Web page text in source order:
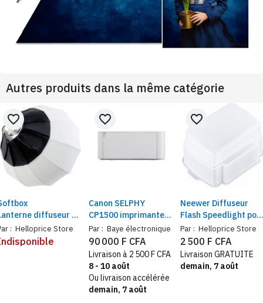
Autres produits dans la même catégorie
diffuseur de
pour Studio
85cm de
: Helloprice Store
favorite_border
Canon SELPHY
CP1500 imprimante
photo couleur Wi-Fi
1,3 page/min écran
LCD 3,5" | Formats
carte postale, carré
et mini sticker
Par : Baye électronique
favorite_border
90 000 F CFA
Livraison à 2 500 F CFA
8 - 10 août
Ou livraison accélérée
demain, 7 août
Neewer Diffuseur
Flash Speedlight
Nikon SB900, Neewer
Série / VK750, /
MK950II / MK910,
MK900, MK600
Par : Helloprice Store
favorite_border
2 500 F CFA
Livraison GRATUITE
demain, 7 août